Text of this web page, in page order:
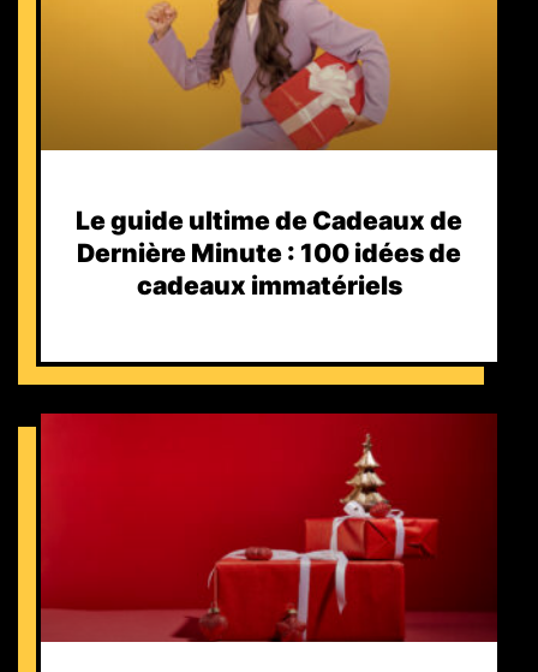
Le guide ultime de Cadeaux de
Dernière Minute : 100 idées de
cadeaux immatériels